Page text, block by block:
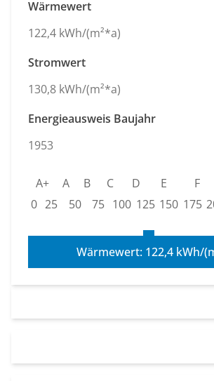
Wärmewert
122,4 kWh/(m²*a)
Stromwert
130,8 kWh/(m²*a)
Energieausweis Baujahr
1953
A+ A B C D E F
0 25 50 75 100 125 150 175
Wärmewert: 122,4 kWh/